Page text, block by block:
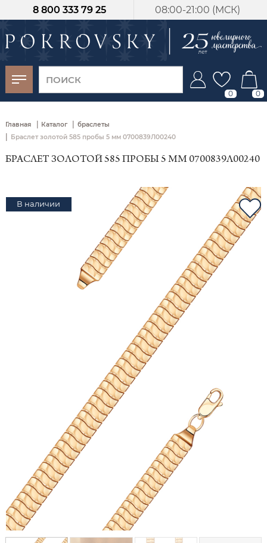
08:00-21:00 (МСК)
8 800 333 79 25
0 0
Главная | Каталог | браслеты
| Браслет золотой 585 пробы 5 мм 0700839Л00240
БРАСЛЕТ ЗОЛОТОЙ 585 ПРОБЫ 5 ММ 0700839Л00240
В наличии
-30%
от 15 дней с
момента оплаты